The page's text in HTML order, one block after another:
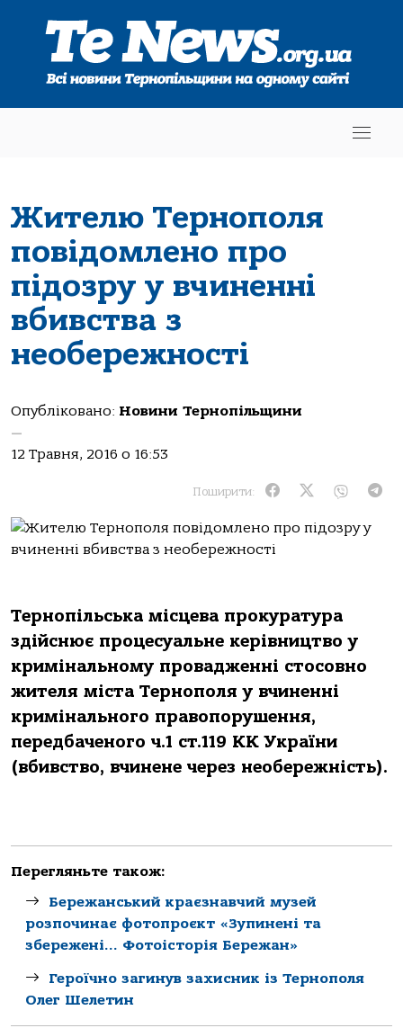
Жителю Тернополя
повідомлено про
підозру у вчиненні
вбивства з
необережності
Опубліковано: Новини Тернопільщини
—
12 Травня, 2016 о 16:53
Поширити:
Тернопільська місцева прокуратура
здійснює процесуальне керівництво у
кримінальному провадженні стосовно
жителя міста Тернополя у вчиненні
кримінального правопорушення,
передбаченого ч.1 ст.119 КК України
(вбивство, вчинене через необережність).
Перегляньте також:
Бережанський краєзнавчий музей
розпочинає фотопроєкт «Зупинені та
збережені… Фотоісторія Бережан»
Героїчно загинув захисник із Тернополя
Олег Шелетин